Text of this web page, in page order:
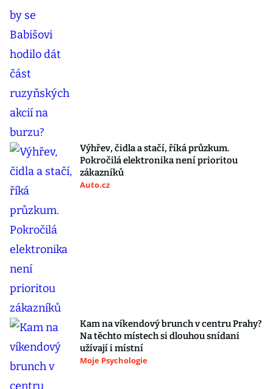
Výhřev, čidla a stačí, říká průzkum.
Pokročilá elektronika není prioritou
zákazníků
Auto.cz
Kam na víkendový brunch v centru Prahy?
Na těchto místech si dlouhou snídani
užívají i místní
Moje Psychologie